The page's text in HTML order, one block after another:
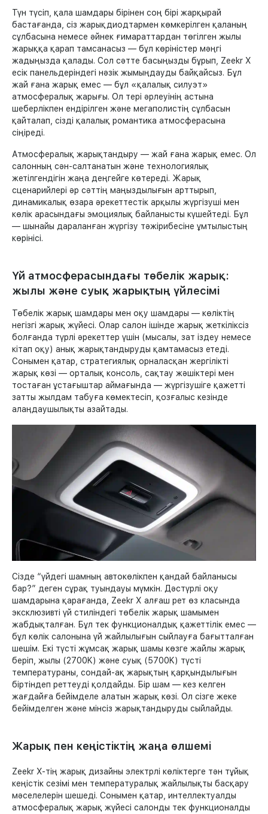
Түн түсіп, қала шамдары бірінен соң бірі жарқырай
бастағанда, сіз жарықдиодтармен көмкерілген қаланың
сұлбасына немесе әйнек ғимараттардан төгілген жылы
жарыққа қарап тамсанасыз — бұл көріністер мәңгі
жадыңызда қалады. Сол сәтте басыңызды бұрып, Zeekr X
есік панельдеріндегі нәзік жымыңдауды байқайсыз. Бұл
жай ғана жарық емес — бұл «қалалық силуэт»
атмосфералық жарығы. Ол тері әрлеуінің астына
шеберлікпен ендірілген және мегаполистің сұлбасын
қайталап, сізді қалалық романтика атмосферасына
сіңіреді.
Атмосфералық жарықтандыру — жай ғана жарық емес. Ол
салонның сән-салтанатын және технологиялық
жетілгендігін жаңа деңгейге көтереді. Жарық
сценарийлері әр сәттің маңыздылығын арттырып,
динамикалық өзара әрекеттестік арқылы жүргізуші мен
көлік арасындағы эмоциялық байланысты күшейтеді. Бұл
— шынайы дараланған жүргізу тәжірибесіне ұмтылыстың
көрінісі.
Үй атмосферасындағы төбелік жарық:
жылы және суық жарықтың үйлесімі
Төбелік жарық шамдары мен оқу шамдары — көліктің
негізгі жарық жүйесі. Олар салон ішінде жарық жеткіліксіз
болғанда түрлі әрекеттер үшін (мысалы, зат іздеу немесе
кітап оқу) анық жарықтандыруды қамтамасыз етеді.
Сонымен қатар, стратегиялық орналасқан жергілікті
жарық көзі — орталық консоль, сақтау жәшіктері мен
тостаған ұстағыштар аймағында — жүргізушіге қажетті
затты жылдам табуға көмектесіп, қозғалыс кезінде
алаңдаушылықты азайтады.
Сізде “үйдегі шамның автокөлікпен қандай байланысы
бар?” деген сұрақ туындауы мүмкін. Дәстүрлі оқу
шамдарына қарағанда, Zeekr X алғаш рет өз класында
эксклюзивті үй стиліндегі төбелік жарық шамымен
жабдықталған. Бұл тек функционалдық қажеттілік емес —
бұл көлік салонына үй жайлылығын сыйлауға бағытталған
шешім. Екі түсті жұмсақ жарық шамы көзге жайлы жарық
беріп, жылы (2700K) және суық (5700K) түсті
температураны, сондай-ақ жарықтың қарқындылығын
біртіндеп реттеуді қолдайды. Бір шам — кез келген
жағдайға бейімделе алатын жарық көзі. Ол сізге жеке
бейімделген және мінсіз жарықтандыруды сыйлайды.
Жарық пен кеңістіктің жаңа өлшемі
Zeekr X-тің жарық дизайны электрлі көліктерге тән тұйық
кеңістік сезімі мен температуралық жайлылықты басқару
мәселелерін шешеді. Сонымен қатар, интеллектуалды
атмосфералық жарық жүйесі салонды тек функционалды